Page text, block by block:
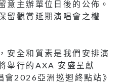
意主辦單位日後的公佈。
留觀賞延期演唱會之權
安全和質素是我們安排演
舉行的AXA 安盛呈獻
會2026亞洲巡迴終點站》